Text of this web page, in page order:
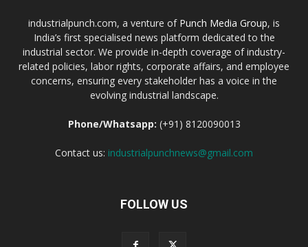
industrialpunch.com, a venture of Punch Media Group, is
India’s first specialised news platform dedicated to the
industrial sector. We provide in-depth coverage of industry-
related policies, labor rights, corporate affairs, and employee
concerns, ensuring every stakeholder has a voice in the
evolving industrial landscape.
Phone/Whatsapp: (+91) 8120090013
Contact us: industrialpunchnews@gmail.com
FOLLOW US